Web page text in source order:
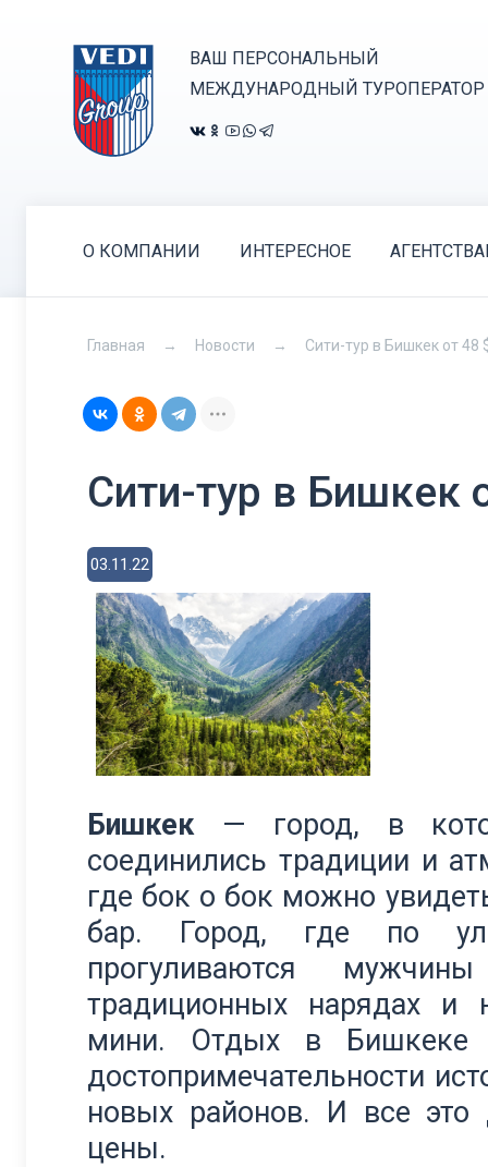
ВАШ ПЕРСОНАЛЬНЫЙ
МЕЖДУНАРОДНЫЙ ТУРОПЕРАТОР
О КОМПАНИИ ИНТЕРЕСНОЕ
Главная Новости Сити-тур в Бишкек от 48
Сити-тур в Бишкек
03.11.22
Бишкек— город, в
соединились традиции и
где бок о бок можно
бар. Город, где по
прогуливаются
традиционных нарядах и
мини. Отдых в Бишкеке
достопримечательности
новых районов. И все
цены.